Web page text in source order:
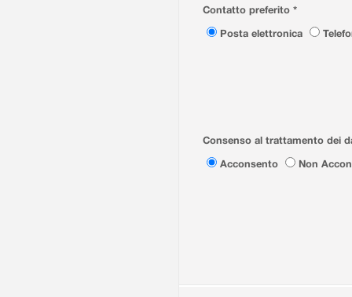
Contatto preferito *
Posta elettronica
Consenso al trattamento dei
Acconsento
Non